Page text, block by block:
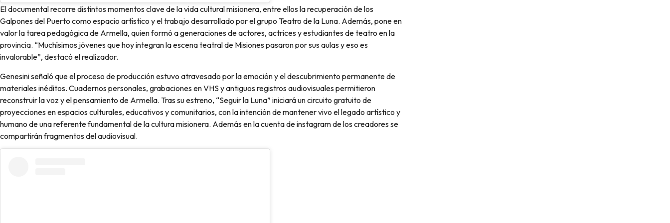
El documental recorre distintos momentos clave de la vida cultural misionera, entre ellos la recuperación de los
Galpones del Puerto como espacio artístico y el trabajo desarrollado por el grupo Teatro de la Luna. Además, pone en
valor la tarea pedagógica de Armella, quien formó a generaciones de actores, actrices y estudiantes de teatro en la
provincia. “Muchísimos jóvenes que hoy integran la escena teatral de Misiones pasaron por sus aulas y eso es
invalorable”, destacó el realizador.
Genesini señaló que el proceso de producción estuvo atravesado por la emoción y el descubrimiento permanente de
materiales inéditos. Cuadernos personales, grabaciones en VHS y antiguos registros audiovisuales permitieron
reconstruir la voz y el pensamiento de Armella. Tras su estreno, “Seguir la Luna” iniciará un circuito gratuito de
proyecciones en espacios culturales, educativos y comunitarios, con la intención de mantener vivo el legado artístico y
humano de una referente fundamental de la cultura misionera. Además en la cuenta de instagram de los creadores se
compartirán fragmentos del audiovisual.